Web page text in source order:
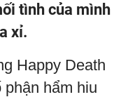
tình của mình
xỉ.
Happy Death
hẩm hiu